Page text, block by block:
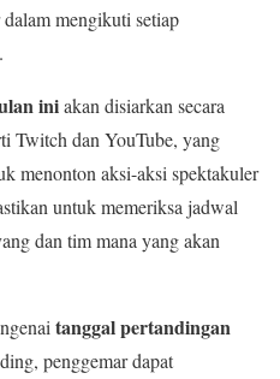
mengikuti setiap
iniakan disiarkan secara
Twitch dan YouTube, yang
menonton aksi-aksi spektakuler
untuk memeriksa jadwal
dan tim mana yang akan
tanggal pertandingan
penggemar dapat